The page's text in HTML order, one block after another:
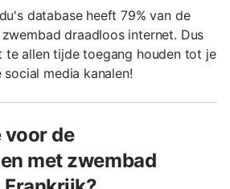
database heeft 79% van de
draadloos internet. Dus
te allen tijde toegang houden tot je
media kanalen!
voor de
met zwembad